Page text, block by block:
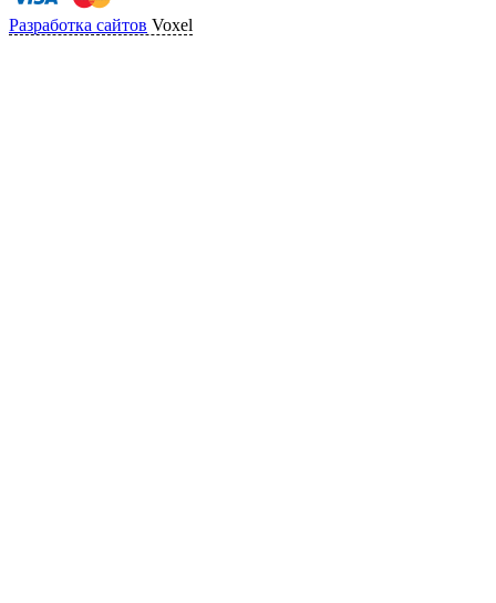
Разработка сайтов Voxel